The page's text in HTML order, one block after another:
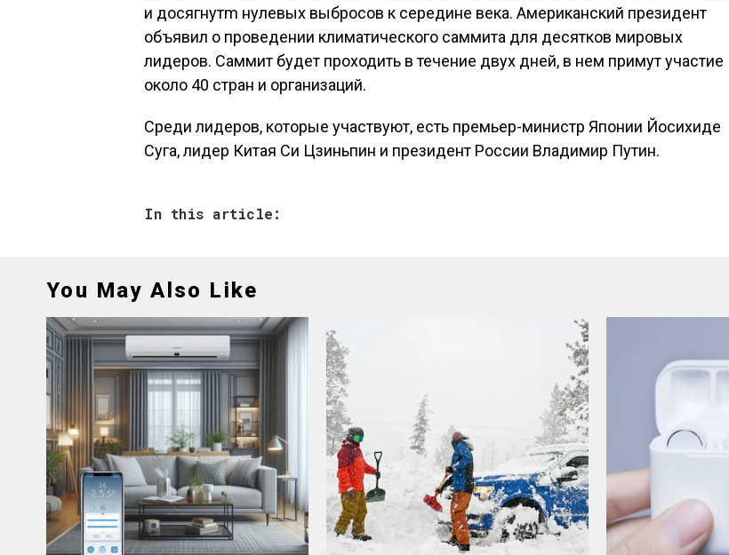
и досягнутm нулевых выбросов к середине века. Американский президент
объявил о проведении климатического саммита для десятков мировых
лидеров. Саммит будет проходить в течение двух дней, в нем примут участие
около 40 стран и организаций.
Среди лидеров, которые участвуют, есть премьер-министр Японии Йосихиде
Суга, лидер Китая Си Цзиньпин и президент России Владимир Путин.
In this article:
You May Also Like